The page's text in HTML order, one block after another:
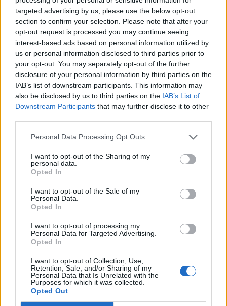
targeted advertising by us, please use the below opt-out
section to confirm your selection. Please note that after your
opt-out request is processed you may continue seeing
interest-based ads based on personal information utilized by
us or personal information disclosed to third parties prior to
your opt-out. You may separately opt-out of the further
disclosure of your personal information by third parties on the
IAB’s list of downstream participants. This information may
also be disclosed by us to third parties on the IAB’s List of
Downstream Participants that may further disclose it to other
Personal Data Processing Opt Outs
I want to opt-out of the Sharing of my
personal data.
Opted In
I want to opt-out of the Sale of my
Personal Data.
Opted In
I want to opt-out of processing my
Personal Data for Targeted Advertising.
Opted In
I want to opt-out of Collection, Use,
Retention, Sale, and/or Sharing of my
Personal Data that Is Unrelated with the
Purposes for which it was collected.
Opted Out
Νιου Γιορκ Νικς: «Νοκ άουτ» ο Χοσέ
Καλντερόν
Προσπάθησε να γυρίσει άμεσα στα παρκέ, αλλά ο
33άχρονος Χοσέ Καλντερόν χρειάστηκε εγχείρηση
στον αχίλλειο τένοντα.
24 Μαρτίου 2015 01:23